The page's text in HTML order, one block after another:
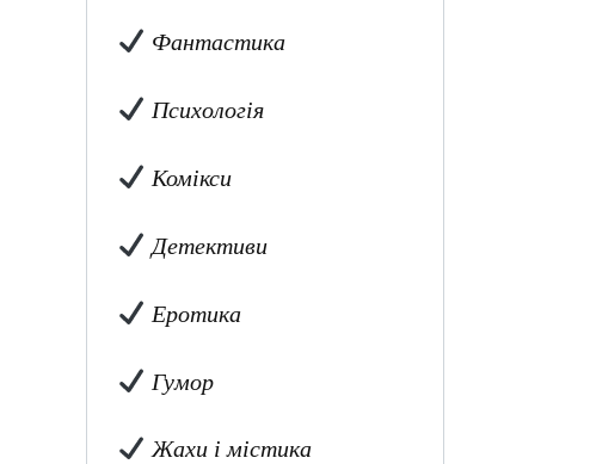
Фантастика
Психологія
Комікси
Детективи
Еротика
Гумор
Жахи і містика